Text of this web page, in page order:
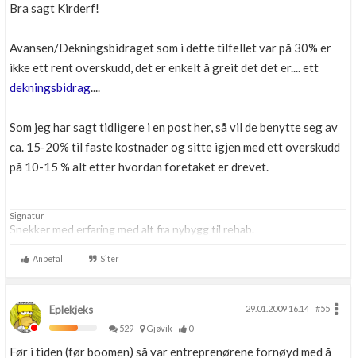
Bra sagt Kirderf!
Avansen/Dekningsbidraget som i dette tilfellet var på 30% er
ikke ett rent overskudd, det er enkelt å greit det det er.... ett
dekningsbidrag....
Som jeg har sagt tidligere i en post her, så vil de benytte seg av
ca. 15-20% til faste kostnader og sitte igjen med ett overskudd
på 10-15 % alt etter hvordan foretaket er drevet.
Signatur
Snekker med erfaring med alt fra nybygg til rehab.
Anbefal Siter
Eplekjeks 29.01.2009 16.14
#55
529
Gjøvik 0
Før i tiden (før boomen) så var entreprenørene fornøyd med å